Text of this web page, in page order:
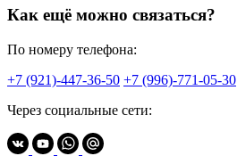
Как ещё можно связаться?
По номеру телефона:
+7 (921)-447-36-50 +7 (996)-771-05-30
Через социальные сети: